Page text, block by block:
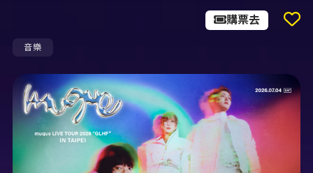
音樂
購票去